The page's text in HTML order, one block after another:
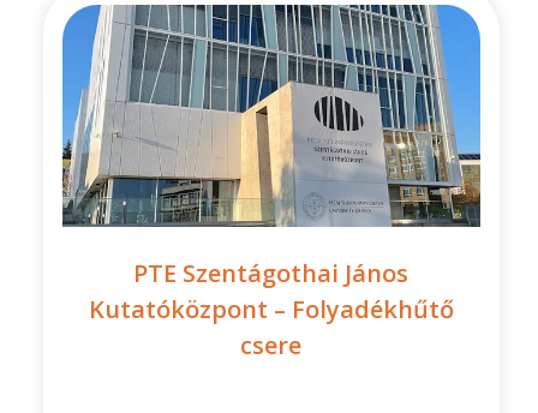
PTE Szentágothai János
Kutatóközpont – Folyadékhűtő
csere